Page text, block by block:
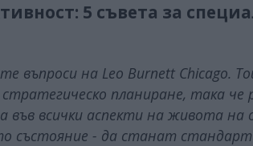
5 съвета за
въпроси на Leo Burnett Chicago.
планиране, така че
във всички аспекти на живота
състояние - да станат